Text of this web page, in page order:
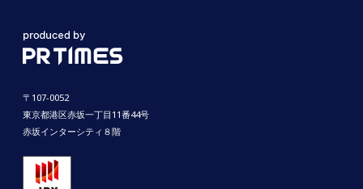
〒107-0052
東京都港区赤坂一丁目11番44号
赤坂インターシティ８階